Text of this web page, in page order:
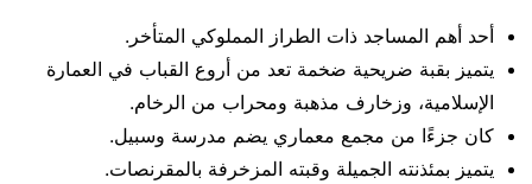
أحد أهم المساجد ذات الطراز المملوكي المتأخر.
يتميز بقبة ضريحية ضخمة تعد من أروع القباب في العمارة
الإسلامية، وزخارف مذهبة ومحراب من الرخام.
كان جزءًا من مجمع معماري يضم مدرسة وسبيل.
يتميز بمئذنته الجميلة وقبته المزخرفة بالمقرنصات.